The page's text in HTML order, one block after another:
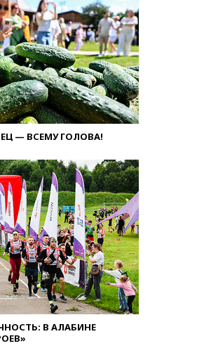
— ВСЕМУ ГОЛОВА!
В АЛАБИНЕ